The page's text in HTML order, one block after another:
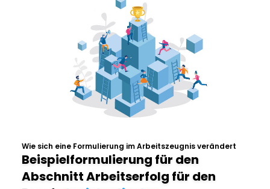
Wie sich eine Formulierung im Arbeitszeugnis verändert
Beispielformulierung für den
Abschnitt Arbeitserfolg für den